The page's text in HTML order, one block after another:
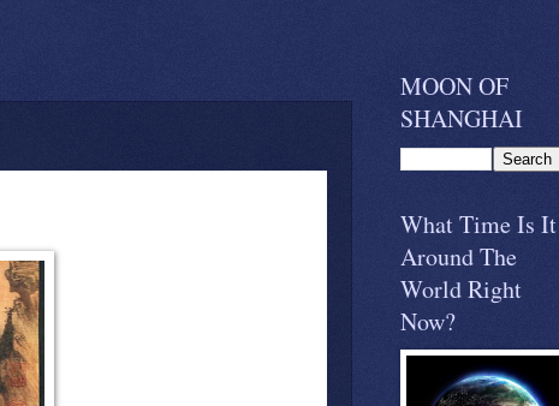
MOON OF
SHANGHAI
What Time Is It
Around The
World Right
Now?